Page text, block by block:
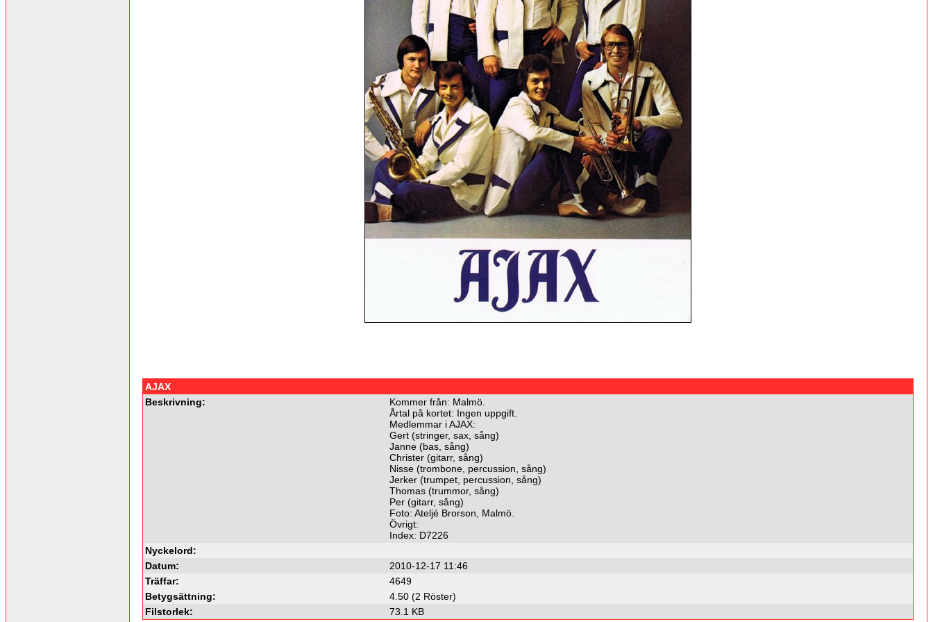
AJAX
Beskrivning:
Kommer från: Malmö.
Årtal på kortet: Ingen uppgift.
Medlemmar i AJAX:
Gert (stringer, sax, sång)
Janne (bas, sång)
Christer (gitarr, sång)
Nisse (trombone, percussion, sång)
Jerker (trumpet, percussion, sång)
Thomas (trummor, sång)
Per (gitarr, sång)
Foto: Ateljé Brorson, Malmö.
Övrigt:
Index: D7226
Nyckelord:
Datum:
2010-12-17 11:46
Träffar:
4649
Betygsättning:
4.50 (2 Röster)
Filstorlek:
73.1 KB